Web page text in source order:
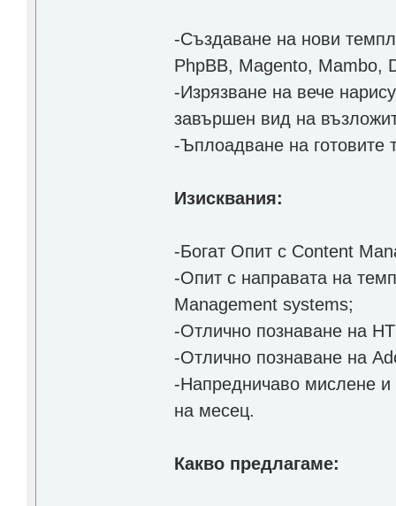
-Създаване на нови
PhpBB, Magento, Mambo,
-Изрязване на вече
завършен вид на
-Ъплоадване на готовите
Изисквания:
-Богат Опит с Content
-Опит с направата на
Management systems;
-Отлично познаване на
-Отлично познаване на
-Напредничаво мислене и
на месец.
Какво предлагаме: